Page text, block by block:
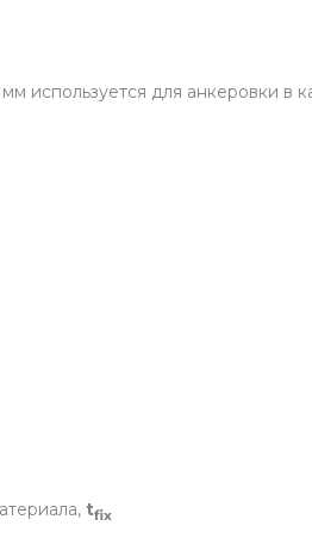
используется для анкеровки в
tfix